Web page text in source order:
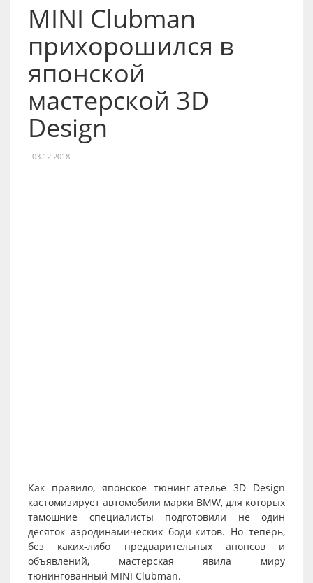
MINI Clubman
прихорошился в
японской
мастерской 3D
Design
03.12.2018
Как правило, японское тюнинг-ателье 3D Design
кастомизирует автомобили марки BMW, для которых
тамошние специалисты подготовили не один
десяток аэродинамических боди-китов. Но теперь,
без каких-либо предварительных анонсов и
объявлений, мастерская явила миру
тюнингованный MINI Clubman.